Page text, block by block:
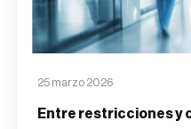
25 marzo 2026
Entre restricciones y